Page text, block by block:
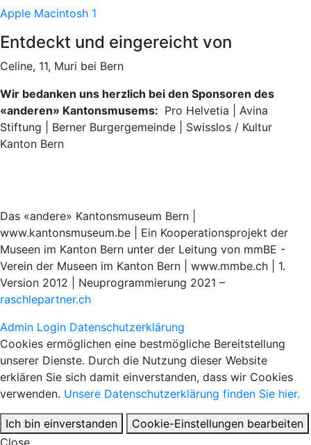
Apple Macintosh 1
Entdeckt und eingereicht von
Celine, 11, Muri bei Bern
Wir bedanken uns herzlich bei den Sponsoren des
«anderen» Kantonsmusems: Pro Helvetia | Avina
Stiftung | Berner Burgergemeinde | Swisslos / Kultur
Kanton Bern
Das «andere» Kantonsmuseum Bern |
www.kantonsmuseum.be | Ein Kooperationsprojekt der
Museen im Kanton Bern unter der Leitung von mmBE -
Verein der Museen im Kanton Bern | www.mmbe.ch | 1.
Version 2012 | Neuprogrammierung 2021 –
raschlepartner.ch
Admin Login Datenschutzerklärung
Cookies ermöglichen eine bestmögliche Bereitstellung
unserer Dienste. Durch die Nutzung dieser Website
erklären Sie sich damit einverstanden, dass wir Cookies
verwenden. Unsere Datenschutzerklärung finden Sie hier.
Ich bin einverstanden
Cookie-Einstellungen bearbeiten
Close